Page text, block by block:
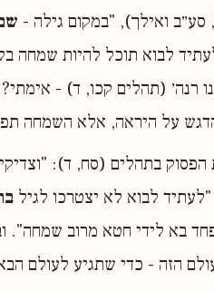
ואילך), "במקום גילה -
לבוא תוכל להיות שמחה
רנה׳ (תהלים קכו, ד) -
על היראה, אלא השמחה
בתהלים (סח, ד):
לבוא לא יצטרכו לגיל
בא לידי חטא מרוב
הזה - כדי שתגיע לעולם